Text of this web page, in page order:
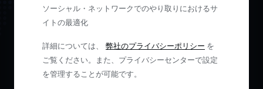
ソーシャル・ネットワークでのやり取りにおけるサ
イトの最適化
詳細については、 弊社のプライバシーポリシー を
ご覧ください。また、プライバシーセンターで設定
を管理することが可能です。